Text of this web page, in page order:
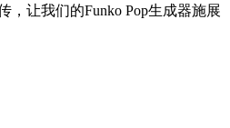
，让我们的Funko Pop生成器施展